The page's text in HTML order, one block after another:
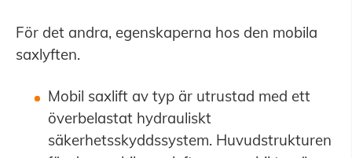
För det andra, egenskaperna hos den mobila
saxlyften.
Mobil saxlift av typ är utrustad med ett
överbelastat hydrauliskt
säkerhetsskyddssystem. Huvudstrukturen